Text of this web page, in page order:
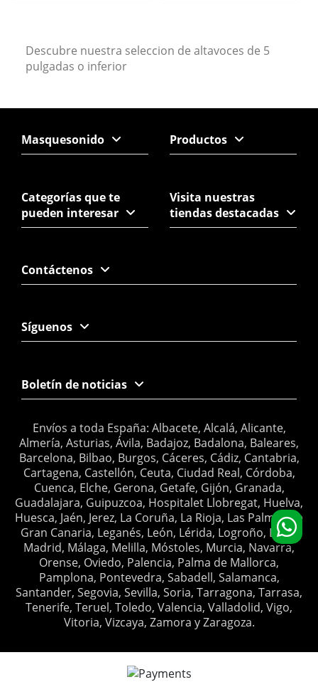
Descubre nuestra seleccion de altavoces de 5
pulgadas o inferior
Masquesonido Productos
Categorías que te
pueden interesar
Visita nuestras
tiendas destacadas
Contáctenos
Síguenos
Boletín de noticias
Envíos a toda España: Albacete, Alcalá, Alicante,
Almería, Asturias, Ávila, Badajoz, Badalona, Baleares,
Barcelona, Bilbao, Burgos, Cáceres, Cádiz, Cantabria,
Cartagena, Castellón, Ceuta, Ciudad Real, Córdoba,
Cuenca, Elche, Gerona, Getafe, Gijón, Granada,
Guadalajara, Guipuzcoa, Hospitalet Llobregat, Huelva,
Huesca, Jaén, Jerez, La Coruña, La Rioja, Las Palmas de
Gran Canaria, Leganés, León, Lérida, Logroño, Lugo,
Madrid, Málaga, Melilla, Móstoles, Murcia, Navarra,
Orense, Oviedo, Palencia, Palma de Mallorca,
Pamplona, Pontevedra, Sabadell, Salamanca,
Santander, Segovia, Sevilla, Soria, Tarragona, Tarrasa,
Tenerife, Teruel, Toledo, Valencia, Valladolid, Vigo,
Vitoria, Vizcaya, Zamora y Zaragoza.